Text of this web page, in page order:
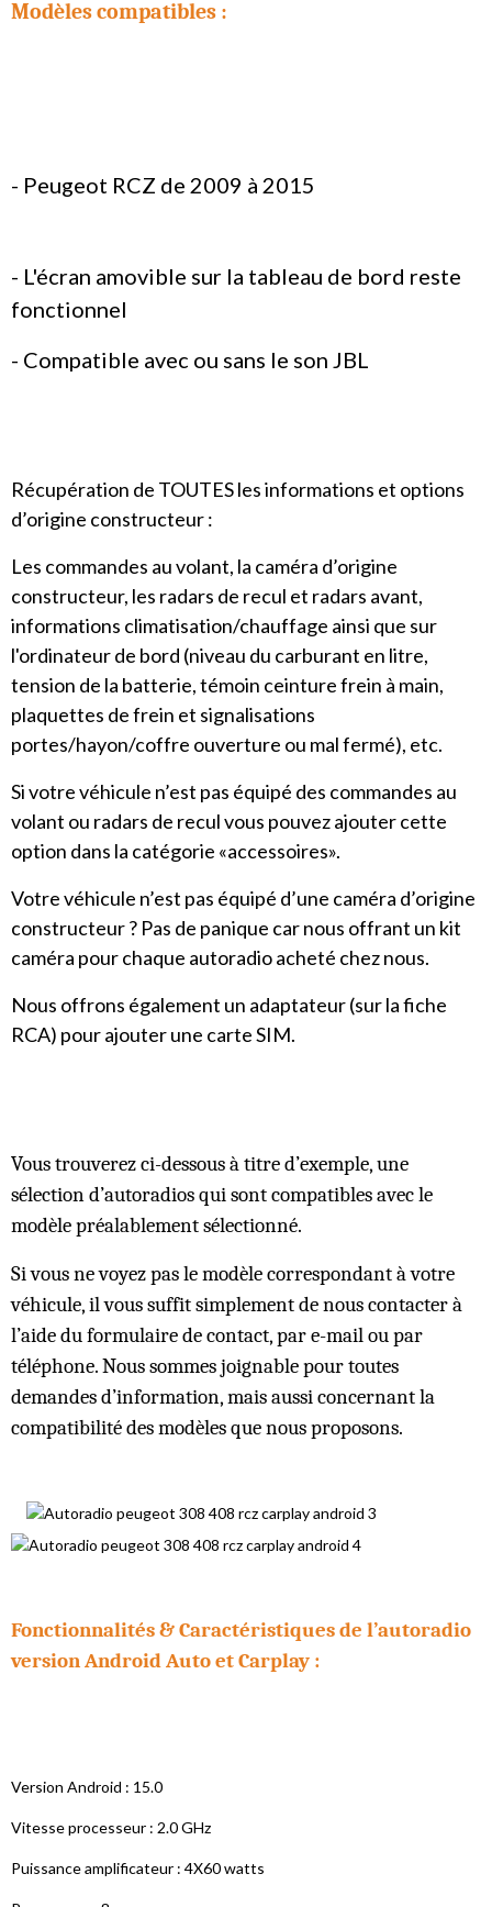
Modèles compatibles :
- Peugeot RCZ de 2009 à 2015
- L'écran amovible sur la tableau de bord reste
fonctionnel
- Compatible avec ou sans le son JBL
Récupération de TOUTES les informations et options
d’origine constructeur :
Les commandes au volant, la caméra d’origine
constructeur, les radars de recul et radars avant,
informations climatisation/chauffage ainsi que sur
l'ordinateur de bord (niveau du carburant en litre,
tension de la batterie, témoin ceinture frein à main,
plaquettes de frein et signalisations
portes/hayon/coffre ouverture ou mal fermé), etc.
Si votre véhicule n’est pas équipé des commandes au
volant ou radars de recul vous pouvez ajouter cette
option dans la catégorie «accessoires».
Votre véhicule n’est pas équipé d’une caméra d’origine
constructeur ? Pas de panique car nous offrant un kit
caméra pour chaque autoradio acheté chez nous.
Nous offrons également un adaptateur (sur la fiche
RCA) pour ajouter une carte SIM.
Vous trouverez ci-dessous à titre d’exemple, une
sélection d’autoradios qui sont compatibles avec le
modèle préalablement sélectionné.
Si vous ne voyez pas le modèle correspondant à votre
véhicule, il vous suffit simplement de nous contacter à
l’aide du formulaire de contact, par e-mail ou par
téléphone. Nous sommes joignable pour toutes
demandes d’information, mais aussi concernant la
compatibilité des modèles que nous proposons.
Fonctionnalités & Caractéristiques de l’autoradio
version Android Auto et Carplay :
Version Android : 15.0
Vitesse processeur : 2.0 GHz
Puissance amplificateur : 4X60 watts